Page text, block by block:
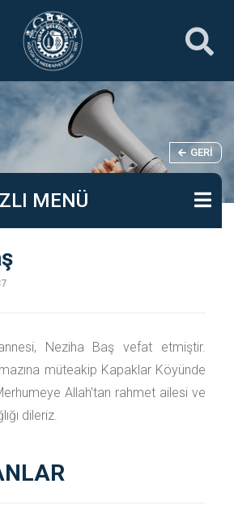
GERI
MENÜ
Neziha Baş vefat etmiştir.
müteakip Kapaklar Köyünde
Allah'tan rahmet ailesi ve
dileriz.